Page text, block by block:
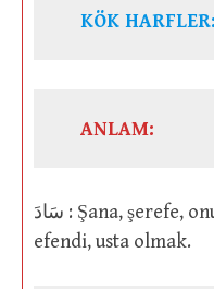
ANLAM:
سَادَ : Şana, şerefe, onura, vb. sahip bir lider,
efendi, usta olmak.